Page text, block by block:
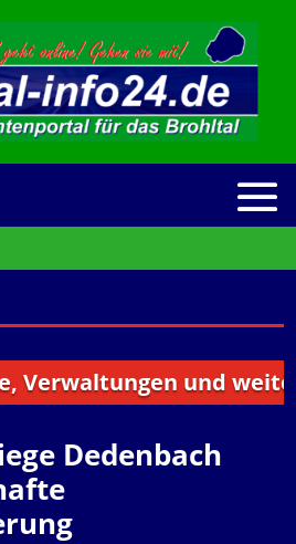
und weitere
Dedenbach